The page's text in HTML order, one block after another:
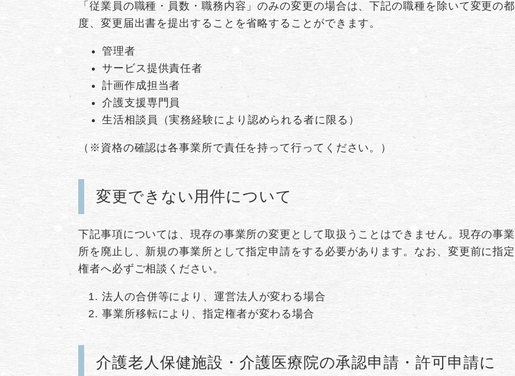
「従業員の職種・員数・職務内容」のみの変更の場合は、下記の職種を除いて変更の都
度、変更届出書を提出することを省略することができます。
管理者
サービス提供責任者
計画作成担当者
介護支援専門員
生活相談員（実務経験により認められる者に限る）
（※資格の確認は各事業所で責任を持って行ってください。）
変更できない用件について
下記事項については、現存の事業所の変更として取扱うことはできません。現存の事業
所を廃止し、新規の事業所として指定申請をする必要があります。なお、変更前に指定
権者へ必ずご相談ください。
法人の合併等により、運営法人が変わる場合
事業所移転により、指定権者が変わる場合
介護老人保健施設・介護医療院の承認申請・許可申請に